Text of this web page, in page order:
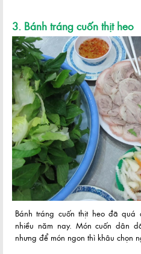
3. Bánh tráng cuốn thịt heo
Bánh tráng cuốn thịt heo đã quá
nhiều năm nay. Món cuốn dân
nhưng để món ngon thì khâu chọn